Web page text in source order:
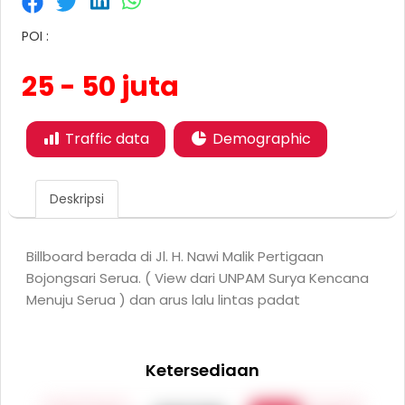
POI :
25 - 50 juta
Traffic data Demographic
Deskripsi
Billboard berada di Jl. H. Nawi Malik Pertigaan
Bojongsari Serua. ( View dari UNPAM Surya Kencana
Menuju Serua ) dan arus lalu lintas padat
Ketersediaan